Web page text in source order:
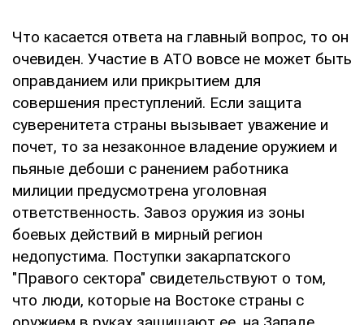
Что касается ответа на главный вопрос, то он
очевиден. Участие в АТО вовсе не может быть
оправданием или прикрытием для
совершения преступлений. Если защита
суверенитета страны вызывает уважение и
почет, то за незаконное владение оружием и
пьяные дебоши с ранением работника
милиции предусмотрена уголовная
ответственность. Завоз оружия из зоны
боевых действий в мирный регион
недопустима. Поступки закарпатского
"Правого сектора" свидетельствуют о том,
что люди, которые на Востоке страны с